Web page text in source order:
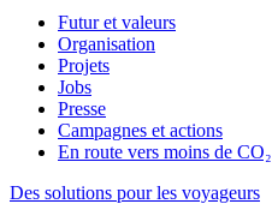
Futur et valeurs
Organisation
Projets
Jobs
Presse
Campagnes et actions
En route vers moins de CO₂
Des solutions pour les voyageurs